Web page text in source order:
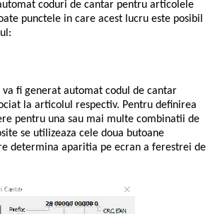
coduri de cantar pentru articolele
punctele in care acest lucru este posibil
va fi generat automat codul de cantar
la articolul respectiv. Pentru definirea
pentru una sau mai multe combinatii de
se utilizeaza cele doua butoane
determina aparitia pe ecran a ferestrei de